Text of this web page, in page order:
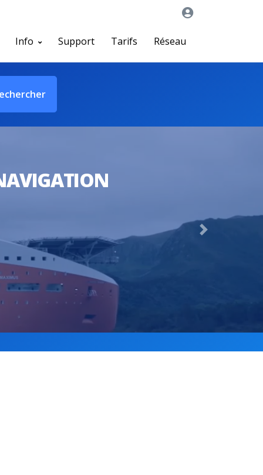
Info Support Tarifs Réseau
Next